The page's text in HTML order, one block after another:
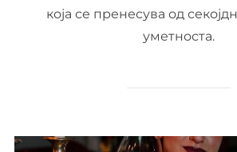
која се пренесува од
уметноста.